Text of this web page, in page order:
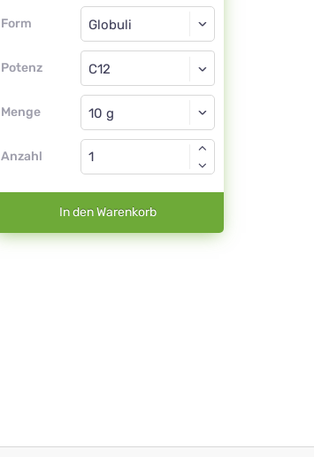
Form
Form
Potenz
Globuli
C12
Menge
Globuli
Anzahl
In den Warenkorb